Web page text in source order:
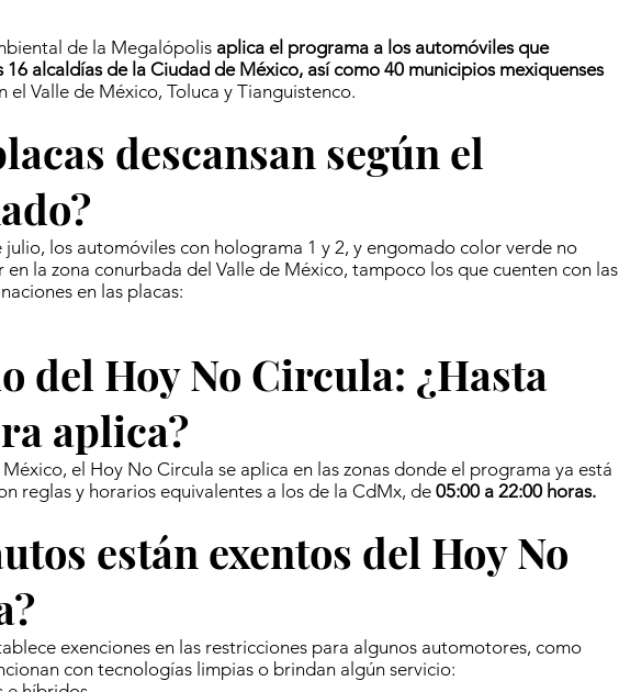
de la Megalópolis aplica el programa a los automóviles que
alcaldías de la Ciudad de México, así como 40 municipios mexiquenses
el Valle de México, Toluca y Tianguistenco.
descansan según el
julio, los automóviles con holograma 1 y 2, y engomado color verde no
la zona conurbada del Valle de México, tampoco los que cuenten con las
en las placas:
del Hoy No Circula: ¿Hasta
aplica?
el Hoy No Circula se aplica en las zonas donde el programa ya está
reglas y horarios equivalentes a los de la CdMx, de 05:00 a 22:00 horas.
están exentos del Hoy No
exenciones en las restricciones para algunos automotores, como
con tecnologías limpias o brindan algún servicio: